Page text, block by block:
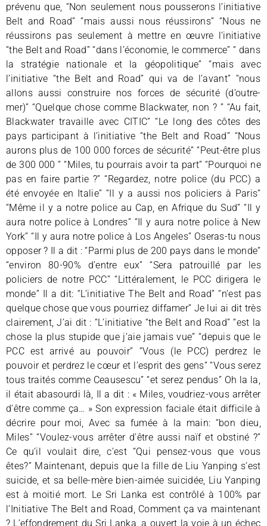
prévenu que, “Non seulement nous pousserons l’initiative
Belt and Road” “mais aussi nous réussirons” “Nous ne
réussirons pas seulement à mettre en œuvre l’initiative
“the Belt and Road” “dans l’économie, le commerce” “ dans
la stratégie nationale et la géopolitique” “mais avec
l’initiative “the Belt and Road” qui va de l’avant” “nous
allons aussi construire nos forces de sécurité (d’outre-
mer)” “Quelque chose comme Blackwater, non ? ” “Au fait,
Blackwater travaille avec CITIC” “Le long des côtes des
pays participant à l’initiative “the Belt and Road” “Nous
aurons plus de 100 000 forces de sécurité” “Peut-être plus
de 300 000 ” “Miles, tu pourrais avoir ta part” “Pourquoi ne
pas en faire partie ?” “Regardez, notre police (du PCC) a
été envoyée en Italie” “Il y a aussi nos policiers à Paris”
“Même il y a notre police au Cap, en Afrique du Sud” “Il y
aura notre police à Londres” “Il y aura notre police à New
York” “Il y aura notre police à Los Angeles” Oseras-tu nous
opposer ? Il a dit : “Parmi plus de 200 pays dans le monde”
“environ 80-90% d’entre eux” “Sera patrouillé par les
policiers de notre PCC” “Littéralement, le PCC dirigera le
monde” Il a dit: “L’initiative The Belt and Road” “n’est pas
quelque chose que vous pourriez diffamer” Je lui ai dit très
clairement, J’ai dit : “L’initiative “the Belt and Road” “est la
chose la plus stupide que j’aie jamais vue” “depuis que le
PCC est arrivé au pouvoir” “Vous (le PCC) perdrez le
pouvoir et perdrez le cœur et l’esprit des gens” “Vous serez
tous traités comme Ceausescu” “et serez pendus” Oh la la,
il était abasourdi là, Il a dit : « Miles, voudriez-vous arrêter
d’être comme ça… » Son expression faciale était difficile à
décrire pour moi, Avec sa fumée à la main: “bon dieu,
Miles” “Voulez-vous arrêter d’être aussi naïf et obstiné ?”
Ce qu’il voulait dire, c’est “Qui pensez-vous que vous
êtes?” Maintenant, depuis que la fille de Liu Yanping s’est
suicide, et sa belle-mère bien-aimée suicidée, Liu Yanping
est à moitié mort. Le Sri Lanka est contrôlé à 100% par
l’Initiative The Belt and Road, Comment ça va maintenant
? L’effondrement du Sri Lanka, a ouvert la voie à un échec